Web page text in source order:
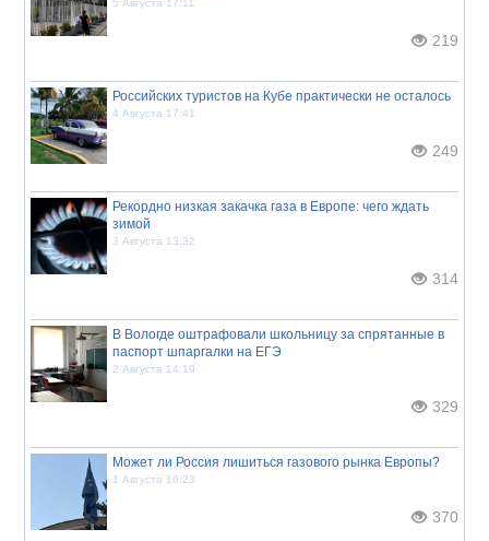
5 Августа 17:11
219
Российских туристов на Кубе практически не осталось
4 Августа 17:41
249
Рекордно низкая закачка газа в Европе: чего ждать
зимой
3 Августа 13:32
314
В Вологде оштрафовали школьницу за спрятанные в
паспорт шпаргалки на ЕГЭ
2 Августа 14:19
329
Может ли Россия лишиться газового рынка Европы?
1 Августа 16:23
370